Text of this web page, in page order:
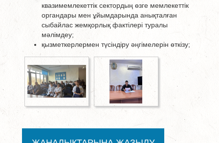
квазимемлекеттік сектордың өзге мемлекеттік
органдары мен ұйымдарында анықталған
сыбайлас жемқорлық фактілері туралы
мәлімдеу;
қызметкерлермен түсіндіру әңгімелерін өткізу;